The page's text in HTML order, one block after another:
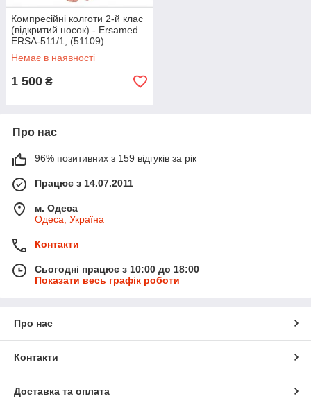
Компресійні колготи 2-й клас
(відкритий носок) - Ersamed
ERSA-511/1, (51109)
Немає в наявності
1 500 ₴
Про нас
96% позитивних з 159 відгуків за рік
Працює з 14.07.2011
м. Одеса
Одеса, Україна
Контакти
Сьогодні працює з 10:00 до 18:00
Показати весь графік роботи
Про нас
Контакти
Доставка та оплата